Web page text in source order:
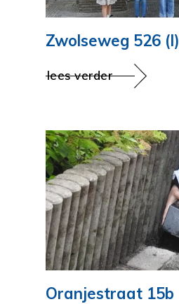
Zwolseweg 526 (I)
lees verder
Oranjestraat 15b